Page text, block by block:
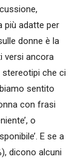
più adatte per
donne è la
versi ancora
che ci
sentito
con frasi
o
E se a
dicono alcuni